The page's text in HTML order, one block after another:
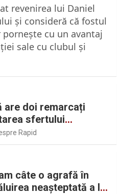
revenirea lui Daniel
şi consideră că fostul
cu un avantaj
sale cu clubul şi
are doi remarcați
sfertului
„Lideri în teren” |
Rapid
câte o agrafă în
neașteptată a lui